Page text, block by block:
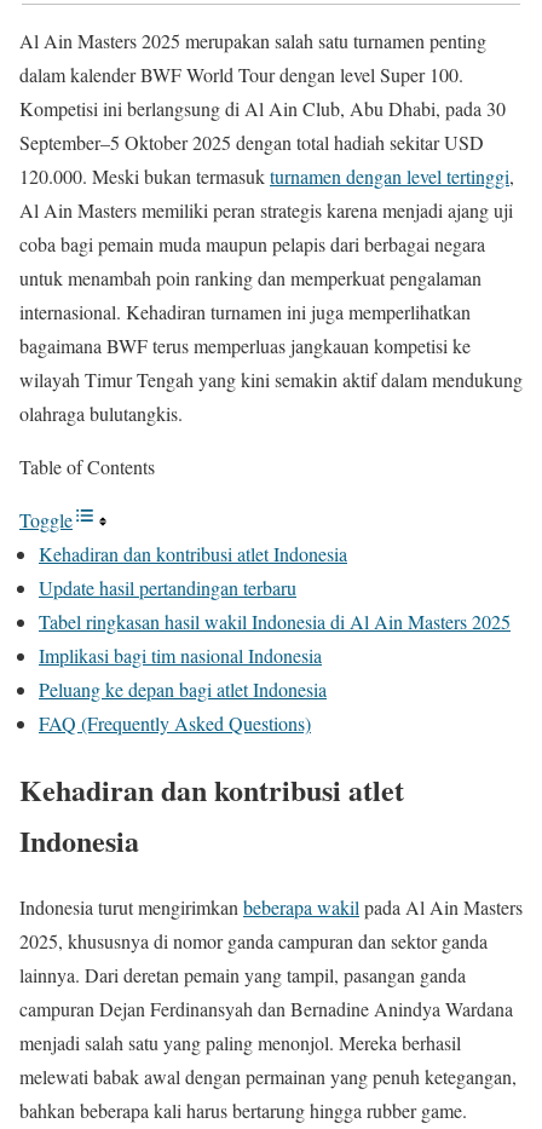
Al Ain Masters 2025 merupakan salah satu turnamen penting
dalam kalender BWF World Tour dengan level Super 100.
Kompetisi ini berlangsung di Al Ain Club, Abu Dhabi, pada 30
September–5 Oktober 2025 dengan total hadiah sekitar USD
120.000. Meski bukan termasukturnamen dengan level tertinggi,
Al Ain Masters memiliki peran strategis karena menjadi ajang uji
coba bagi pemain muda maupun pelapis dari berbagai negara
untuk menambah poin ranking dan memperkuat pengalaman
internasional. Kehadiran turnamen ini juga memperlihatkan
bagaimana BWF terus memperluas jangkauan kompetisi ke
wilayah Timur Tengah yang kini semakin aktif dalam mendukung
olahraga bulutangkis.
Table of Contents
Toggle
Kehadiran dan kontribusi atlet Indonesia
Update hasil pertandingan terbaru
Tabel ringkasan hasil wakil Indonesia di Al Ain Masters 2025
Implikasi bagi tim nasional Indonesia
Peluang ke depan bagi atlet Indonesia
FAQ (Frequently Asked Questions)
Kehadiran dan kontribusi atlet
Indonesia
Indonesia turut mengirimkan beberapa wakil pada Al Ain Masters
2025, khususnya di nomor ganda campuran dan sektor ganda
lainnya. Dari deretan pemain yang tampil, pasangan ganda
campuran Dejan Ferdinansyah dan Bernadine Anindya Wardana
menjadi salah satu yang paling menonjol. Mereka berhasil
melewati babak awal dengan permainan yang penuh ketegangan,
bahkan beberapa kali harus bertarung hingga rubber game.